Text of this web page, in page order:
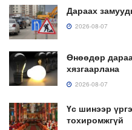
Дараах
2026-08-07
Өнөөдөр
хязгаарлана
2026-08-07
Үс шинээр
тохиромжгүй